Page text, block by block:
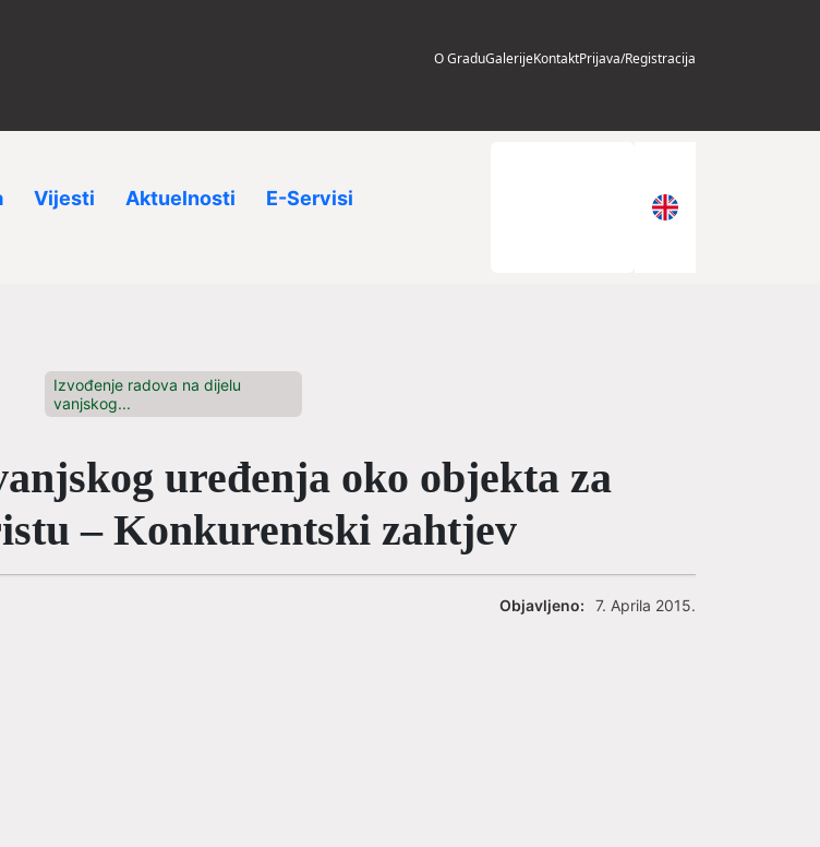
O GraduGalerijeKontaktPrijava/Registracija
Vijesti Aktuelnosti E-Servisi
Izvođenje radova na dijelu
vanjskog...
uređenja oko objekta za
– Konkurentski zahtjev
Objavljeno: 7. Aprila 2015.